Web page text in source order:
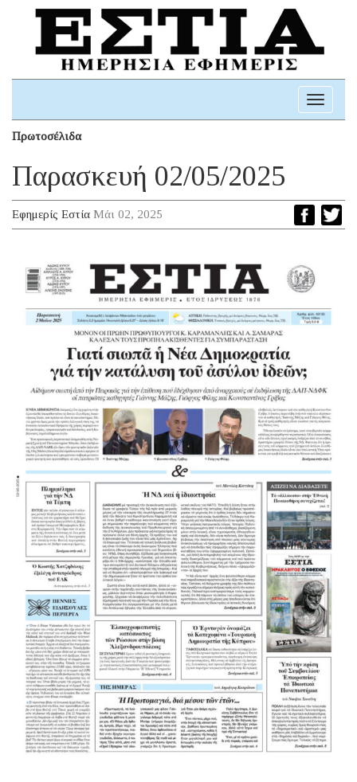
Toggle
Πρωτοσέλιδα
Παρασκευή 02/05/2025
Εφημερίς Εστία Μάι 02, 2025